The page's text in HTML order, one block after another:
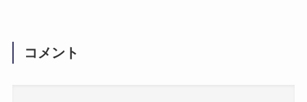
コメント